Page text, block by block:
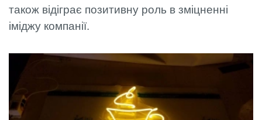
також відіграє позитивну роль в зміцненні
іміджу компанії.